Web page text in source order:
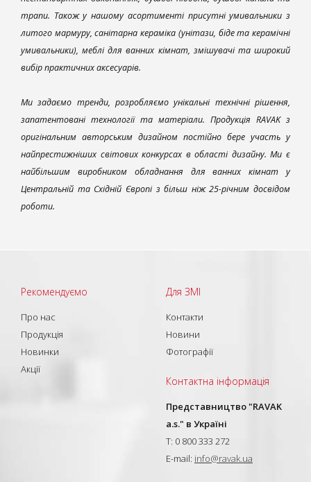
трапи. Також у нашому асортименті присутні умивальники з
литого мармуру, санітарна кераміка (унітази, біде та керамічні
умивальники), меблі для ванних кімнат, змішувачі та широкий
вибір практичних аксесуарів.
Ми задаємо тренди, розробляємо унікальні технічні рішення,
запатентовані технології та матеріали. Продукція RAVAK з
оригінальним авторським дизайном постійно бере участь у
найпрестижніших світових конкурсах в області дизайну. Ми є
найбільшим виробником обладнання для ванних кімнат у
Центральній та Східній Європі з більш ніж 25-річним досвідом
роботи.
Рекомендуємо
Про нас
Продукція
Новинки
Акції
Для ЗМІ
Контакти
Новини
Фотографії
Контактна інформація
Представництво "RAVAK
a.s." в Україні
T: 0 800 333 272
E-mail: info@ravak.ua